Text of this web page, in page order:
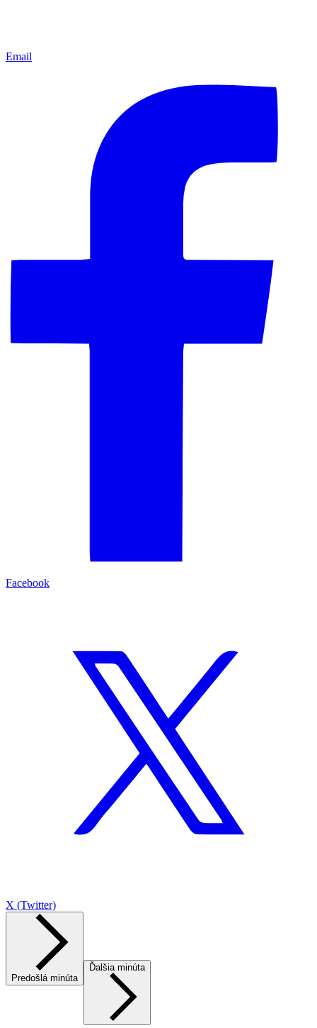
Email
Facebook
X (Twitter)
Predošlá minúta
Ďalšia minúta